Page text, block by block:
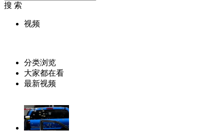
搜 索
视频
分类浏览
大家都在看
最新视频